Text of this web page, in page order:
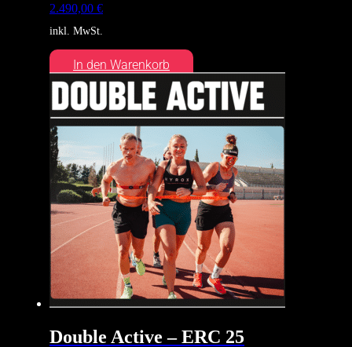
2.490,00 €
inkl. MwSt.
In den Warenkorb
Double Active – ERC 25